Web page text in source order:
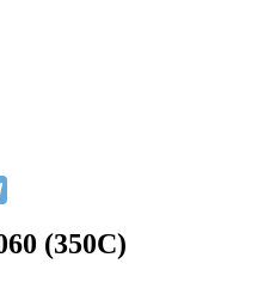
(350С)